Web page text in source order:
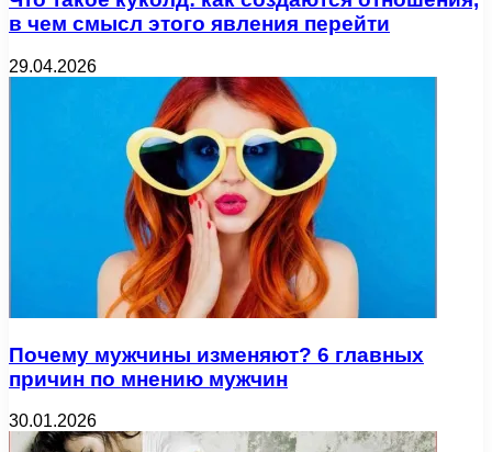
в чем смысл этого явления перейти
29.04.2026
Почему мужчины изменяют? 6 главных
причин по мнению мужчин
30.01.2026